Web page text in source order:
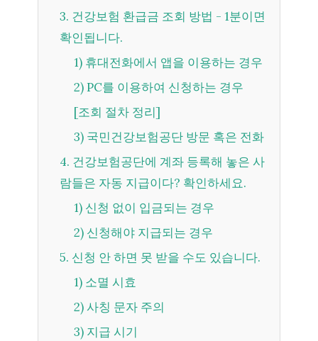
3. 건강보험 환급금 조회 방법 - 1분이면
확인됩니다.
1) 휴대전화에서 앱을 이용하는 경우
2) PC를 이용하여 신청하는 경우
[조회 절차 정리]
3) 국민건강보험공단 방문 혹은 전화
4. 건강보험공단에 계좌 등록해 놓은 사
람들은 자동 지급이다? 확인하세요.
1) 신청 없이 입금되는 경우
2) 신청해야 지급되는 경우
5. 신청 안 하면 못 받을 수도 있습니다.
1) 소멸 시효
2) 사칭 문자 주의
3) 지급 시기